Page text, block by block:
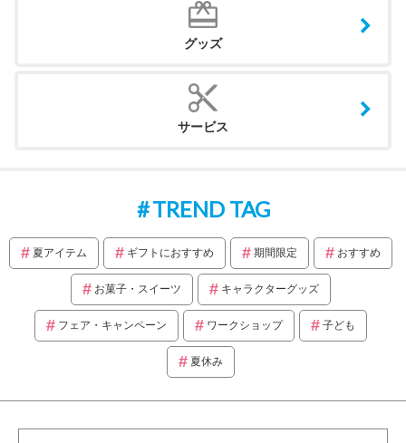
グッズ
サービス
TREND TAG
夏アイテム ギフトにおすすめ 期間限定 おすすめ
お菓子・スイーツ キャラクターグッズ
フェア・キャンペーン ワークショップ 子ども
夏休み